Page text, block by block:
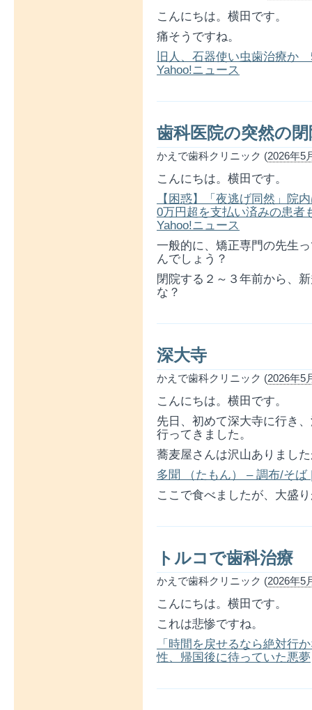
こんにちは。横田です。
痛そうですね。
旧人、石器使い虫歯治療か
Yahoo!ニュース
歯科医院の突然の閉
かえで歯科クリニック (2026年5
こんにちは。横田です。
【困惑】「夜逃げ同然」
0万円超を支払い済みの患
Yahoo!ニュース
一般的に、矯正専門の先生
んでしょう？
閉院する２～３年前から、
な？
深大寺
かえで歯科クリニック (2026年5
こんにちは。横田です。
先日、初めて深大寺に行き
行ってきました。
蕎麦屋さんは沢山ありまし
多聞 （たもん） – 調布/そば
ここで食べましたが、大盛
トルコで歯科治療
かえで歯科クリニック (2026年5
こんにちは。横田です。
これは悲惨ですね。
「時間を戻せるなら絶対行
性、帰国後に待っていた悪夢